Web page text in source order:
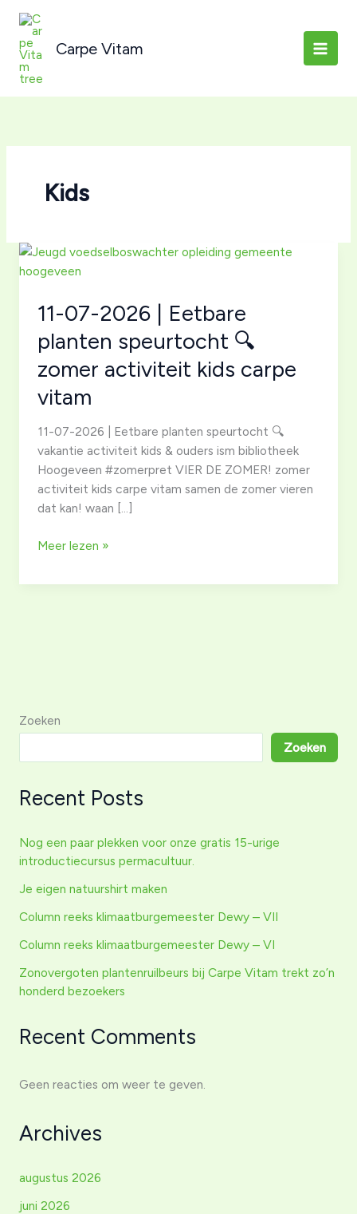
naar
inhoud
Carpe Vitam
Kids
11-07-2026 | Eetbare
planten speurtocht 🔍
zomer activiteit kids carpe
vitam
11-07-2026 | Eetbare planten speurtocht 🔍
vakantie activiteit kids & ouders ism bibliotheek
Hoogeveen #zomerpret VIER DE ZOMER! zomer
activiteit kids carpe vitam samen de zomer vieren
dat kan! waan […]
11-
2026
activiteit
kids
Meer lezen »
Zoeken
Zoeken
Recent Posts
Nog een paar plekken voor onze gratis 15-urige
introductiecursus permacultuur.
Je eigen natuurshirt maken
Column reeks klimaatburgemeester Dewy – VII
Column reeks klimaatburgemeester Dewy – VI
Zonovergoten plantenruilbeurs bij Carpe Vitam trekt zo’n
honderd bezoekers
Recent Comments
Geen reacties om weer te geven.
Archives
augustus 2026
juni 2026